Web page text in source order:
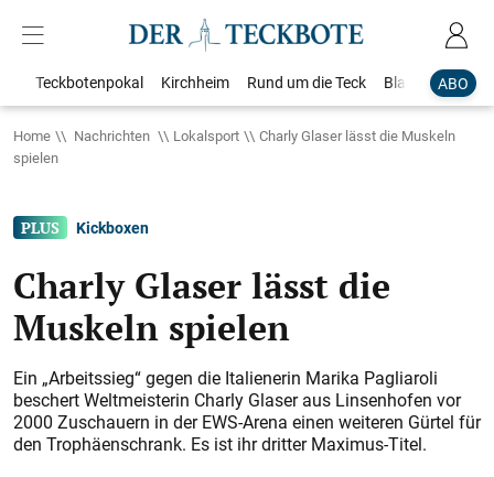
ABO
Teckbotenpokal Kirchheim Rund um die Teck Blaulicht
Home Nachrichten Lokalsport
Charly Glaser lässt die Muskeln
spielen
Kickboxen
Charly Glaser lässt die
Muskeln spielen
Ein „Arbeitssieg“ gegen die Italienerin Marika Pagliaroli
beschert Weltmeisterin Charly Glaser aus Linsenhofen vor
2000 Zuschauern in der EWS-Arena einen weiteren Gürtel für
den Trophäenschrank. Es ist ihr dritter Maximus-Titel.